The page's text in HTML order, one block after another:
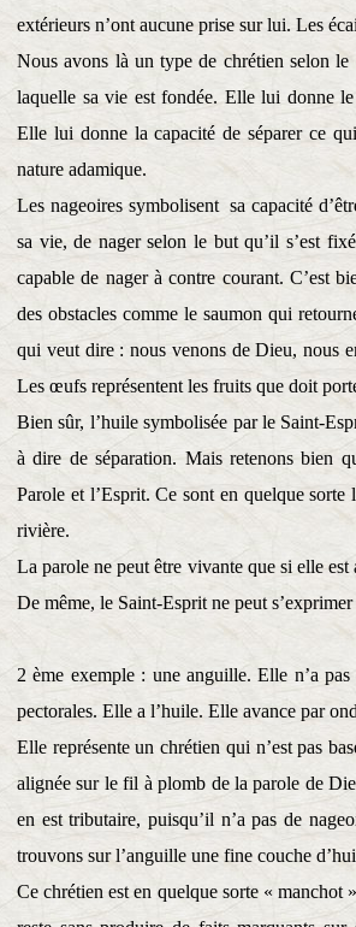
extérieurs n’ont aucune prise sur lui. Les
Nous avons là un type de chrétien selon
laquelle sa vie est fondée. Elle lui donne
Elle lui donne la capacité de séparer ce
nature adamique.
Les nageoires symbolisent sa capacité
sa vie, de nager selon le but qu’il s’est
capable de nager à contre courant. C’est
des obstacles comme le saumon qui
qui veut dire : nous venons de Dieu, nous
Les œufs représentent les fruits que doit
Bien sûr, l’huile symbolisée par le Saint-
à dire de séparation. Mais retenons bien
Parole et l’Esprit. Ce sont en quelque
rivière.
La parole ne peut être vivante que si elle
De même, le Saint-Esprit ne peut s’exprimer
2 ème exemple : une anguille. Elle n’a
pectorales. Elle a l’huile. Elle avance par
Elle représente un chrétien qui n’est pas
alignée sur le fil à plomb de la parole de
en est tributaire, puisqu’il n’a pas de
trouvons sur l’anguille une fine couche
Ce chrétien est en quelque sorte « manchot